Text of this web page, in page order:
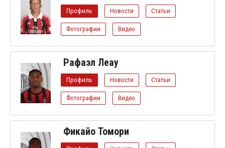
Профиль Новости Статьи
Фотографии Видео
Рафаэл Леау
Профиль Новости Статьи
Фотографии Видео
Фикайо Томори